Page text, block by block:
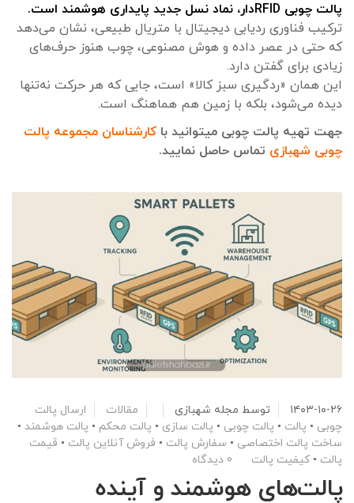
پالت چوبی RFIDدار، نماد نسل جدید پایداری هوشمند است.
ترکیب فناوری ردیابی دیجیتال با متریال طبیعی، نشان می‌دهد
که حتی در عصر داده و هوش مصنوعی، چوب هنوز حرف‌های
زیادی برای گفتن دارد.
این همان «ردگیری سبز کالا» است، جایی که هر حرکت نه‌تنها
دیده می‌شود، بلکه با زمین هم هماهنگ است.
جهت تهیه پالت چوبی میتوانید با کارشناسان مجموعه پالت
چوبی شهبازی تماس حاصل نمایید.
۱۴۰۳-۱۰-۲۶ توسط مجله شهبازی مقالات
ارسال پالت
چوبی • پالت • پالت چوبی • پالت سازی • پالت محکم • پالت هوشمند •
ساخت پالت اختصاصی • سفارش پالت • فروش آنلاین پالت • قیمت
پالت •کیفیت پالت 0 دیدگاه
پالت‌های هوشمند و آینده